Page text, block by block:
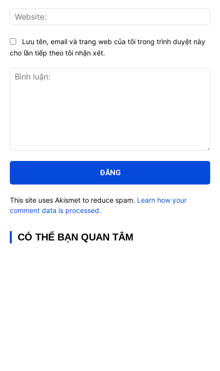
luận:
Lưu tên, email và trang web của tôi trong trình duyệt này
cho lần tiếp theo tôi nhận xét.
This site uses Akismet to reduce spam. Learn how your
comment data is processed.
CÓ THỂ BẠN QUAN TÂM